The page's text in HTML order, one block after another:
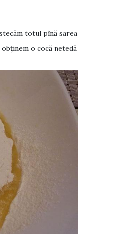
totul pînă sarea
o cocă netedă